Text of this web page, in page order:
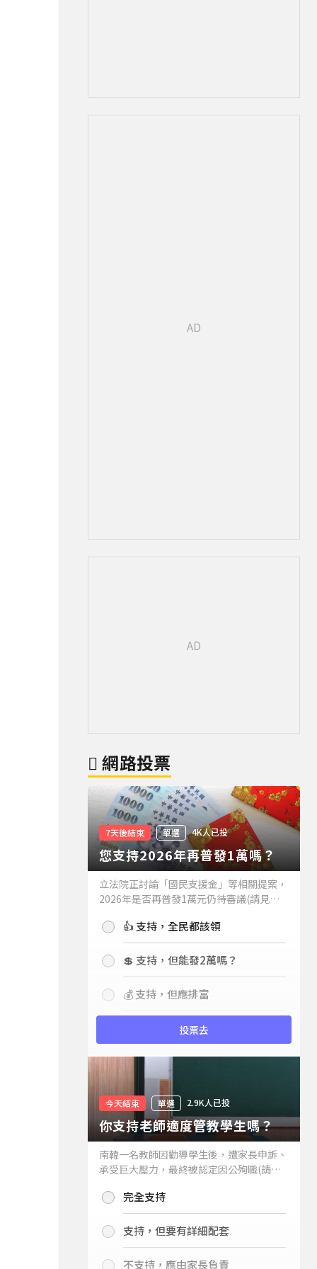
網路投票
7天後結束 單選 4K人已投
您支持2026年再普發1萬嗎？
立法院正討論「國民支援金」等相關提案，
2026年是否再普發1萬元仍待審議(請見下
持嗎？👍 支持，全民都該領
💲 支持，但能發2萬嗎？
💰 支持，但應排富
投票去
今天結束 單選 2.9K人已投
你支持老師適度管教學生嗎？
南韓一名教師因勸導學生後，遭家長申訴、
承受巨大壓力，最終被認定因公殉職(請見
你支持老師適度管教學生嗎？
完全支持
支持，但要有詳細配套
不支持，應由家長負責